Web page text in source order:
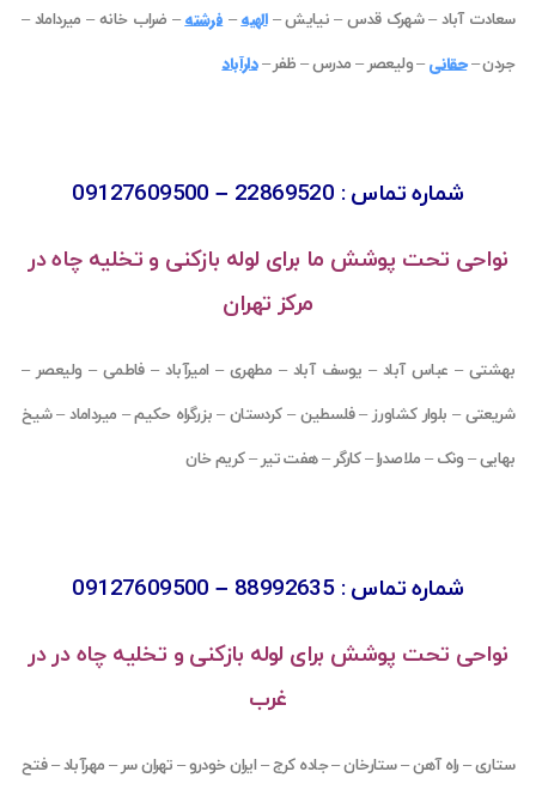
سعادت آباد–شهرک قدس– نیایش–الهیه–فرشته– ضراب خانه– میرداماد–
جردن–حقانی–ولیعصر– مدرس– ظفر–دارآباد
شماره تماس : 22869520 – 09127609500
نواحی تحت پوشش ما برای لوله بازکنی و تخلیه چاه در
مرکز تهران
بهشتی– عباس آباد – یوسف آباد – مطهری– امیرآباد–فاطمی – ولیعصر –
شریعتی– بلوار کشاورز–فلسطین–کردستان–بزرگراه حکیم– میرداماد–شیخ
بهایی– ونک– ملاصدرا–کارگر–هفت تیر–کریم خان
شماره تماس : 88992635 – 09127609500
نواحی تحت پوشش برای لوله بازکنی و تخلیه چاه در در
غرب
ستاری– راه آهن–ستارخان–جاده کرج– ایران خودرو– تهران سر– مهرآباد–فتح